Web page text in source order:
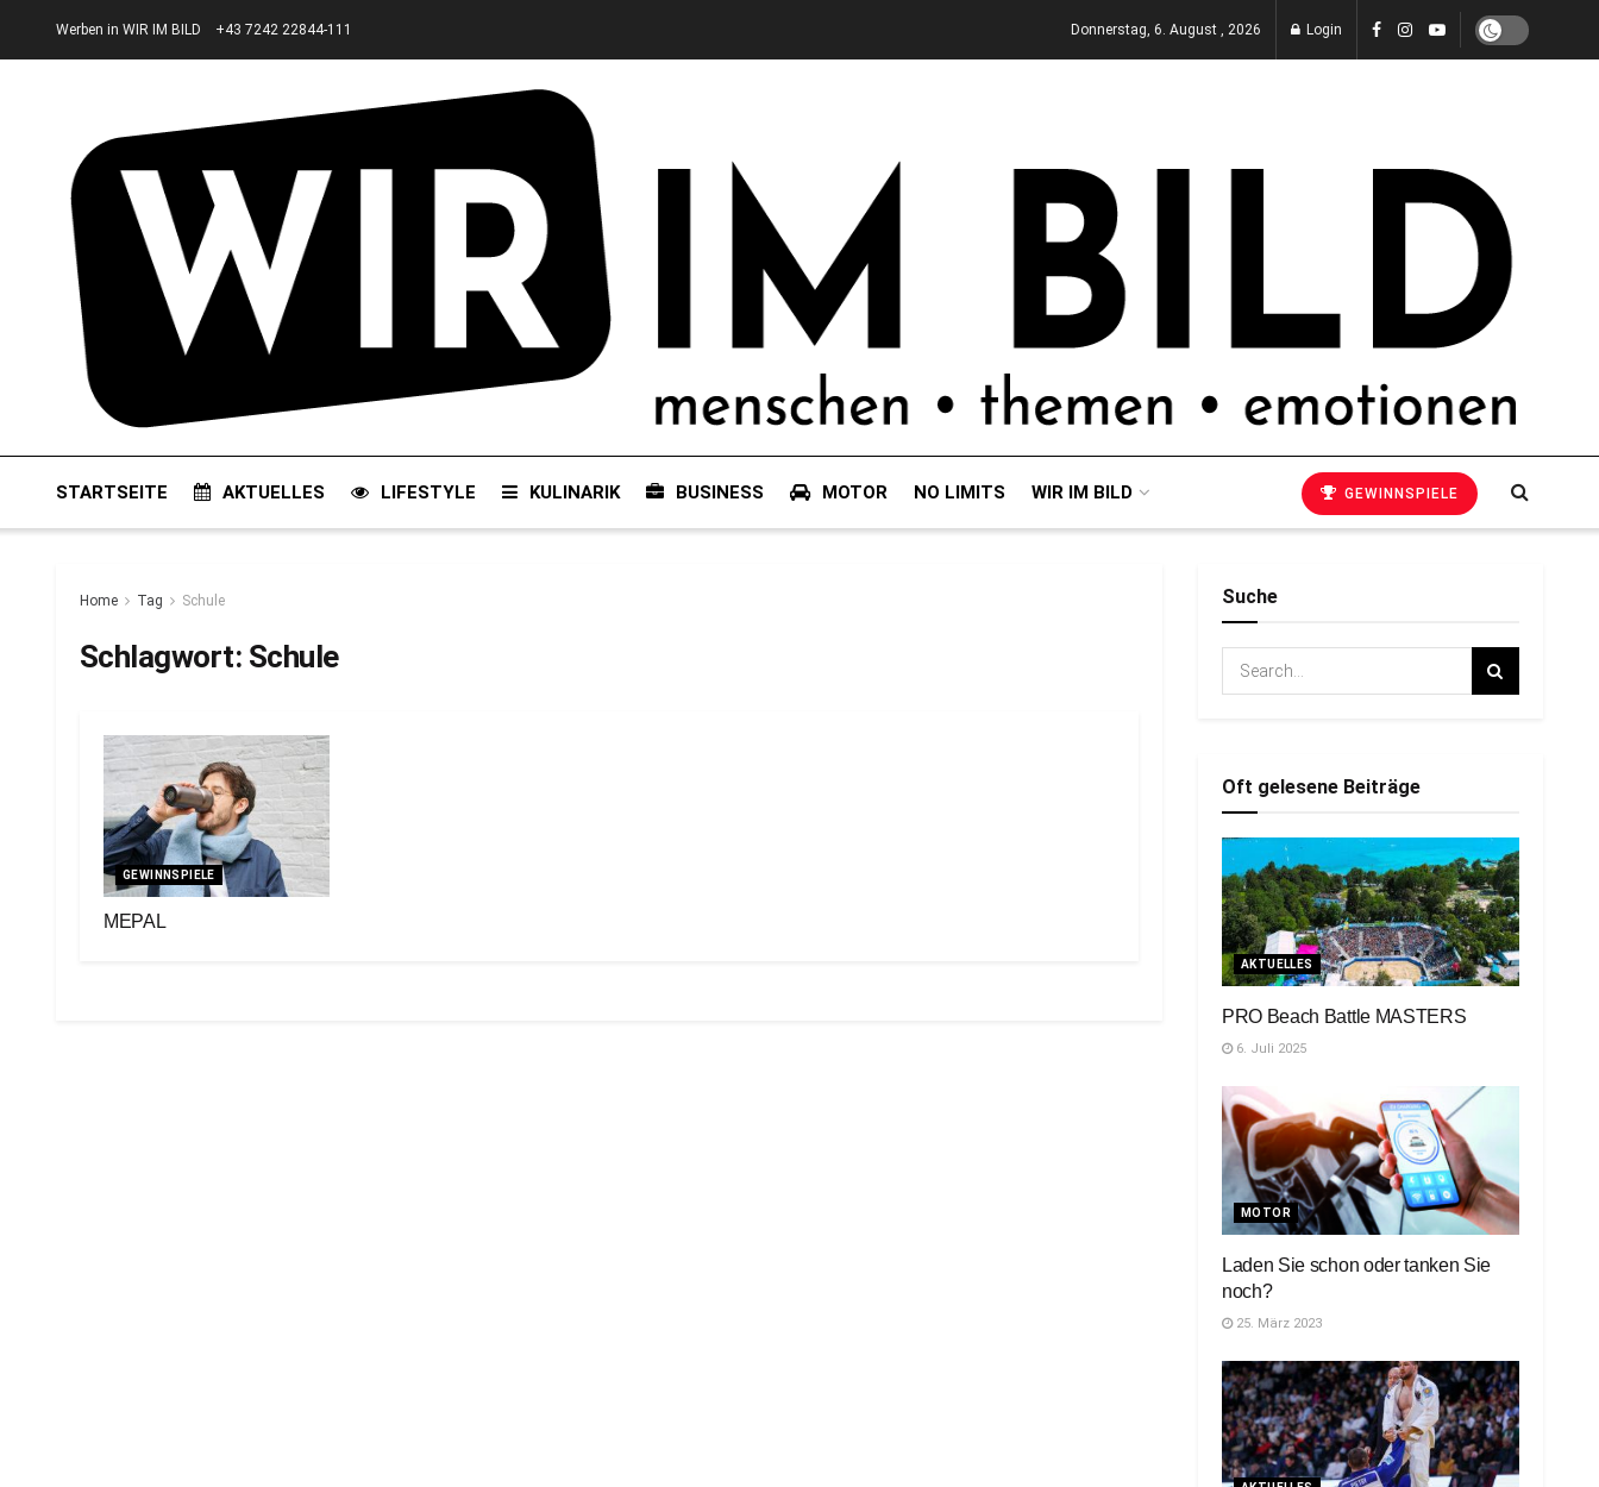
Werben in WIR IM BILD +43 7242 22844-111 Donnerstag, 6. August , 2026 Login
STARTSEITE AKTUELLES LIFESTYLE KULINARIK BUSINESS MOTOR NO LIMITS WIR IM BILD GEWINNSPIELE
Home Tag Schule
Schlagwort: Schule
GEWINNSPIELE
MEPAL
Suche
Oft gelesene Beiträge
AKTUELLES
PRO Beach Battle MASTERS
6. Juli 2025
MOTOR
Laden Sie schon oder tanken Sie
noch?
25. März 2023